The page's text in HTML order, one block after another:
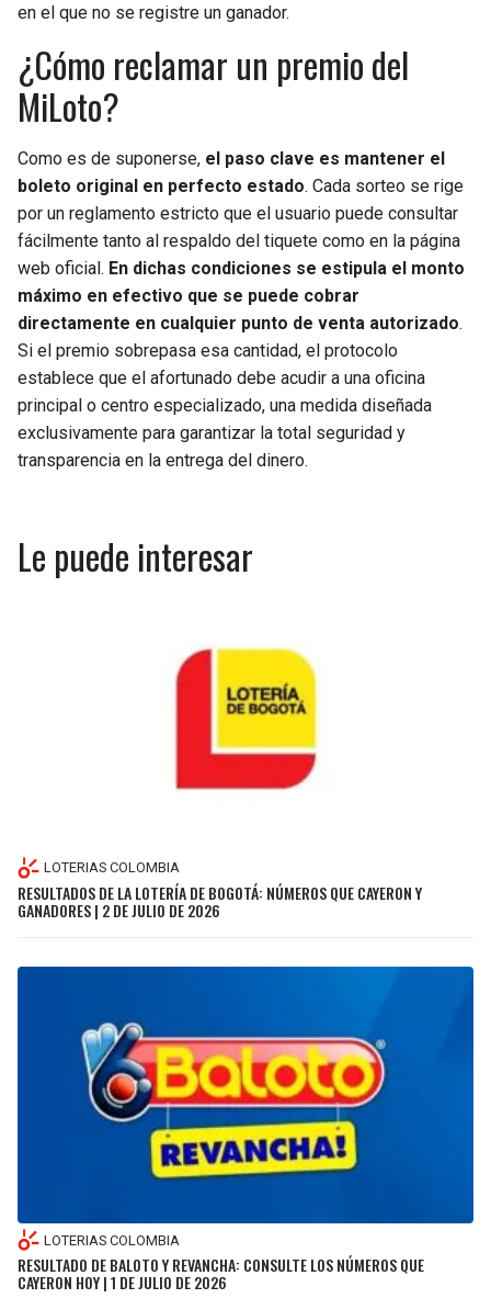
en el que no se registre un ganador.
¿Cómo reclamar un premio del
MiLoto?
Como es de suponerse, el paso clave es mantener el
boleto original en perfecto estado. Cada sorteo se rige
por un reglamento estricto que el usuario puede consultar
fácilmente tanto al respaldo del tiquete como en la página
web oficial. En dichas condiciones se estipula el monto
máximo en efectivo que se puede cobrar
directamente en cualquier punto de venta autorizado.
Si el premio sobrepasa esa cantidad, el protocolo
establece que el afortunado debe acudir a una oficina
principal o centro especializado, una medida diseñada
exclusivamente para garantizar la total seguridad y
transparencia en la entrega del dinero.
Le puede interesar
LOTERIAS COLOMBIA
RESULTADOS DE LA LOTERÍA DE BOGOTÁ: NÚMEROS QUE CAYERON Y
GANADORES | 2 DE JULIO DE 2026
LOTERIAS COLOMBIA
RESULTADO DE BALOTO Y REVANCHA: CONSULTE LOS NÚMEROS QUE
CAYERON HOY | 1 DE JULIO DE 2026